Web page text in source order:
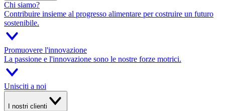
Chi siamo?
Contribuire insieme al progresso alimentare per costruire un futuro
sostenibile.
Promuovere l'innovazione
La passione e l'innovazione sono le nostre forze motrici.
Unisciti a noi
I nostri clienti